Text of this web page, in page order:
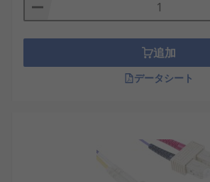
プレックス、4心、8心、12心な
信方式や必要な回線数に合う構
す。将来の増設を見込む場合は
対応速度と伝送距離：1 GbE、10
ると接続できない場合があります
設置・購入条件：屋内、屋外、盤
追加
データシート